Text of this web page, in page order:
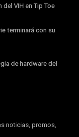
VIH en Tip Toe
terminará con su
de hardware del
noticias, promos,